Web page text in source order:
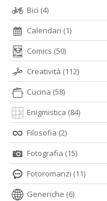
Bici (4)
Calendari (1)
Comics (50)
Creatività (112)
Cucina (58)
Enigmistica (84)
Filosofia (2)
Fotografia (15)
Fotoromanzi (11)
Generiche (6)